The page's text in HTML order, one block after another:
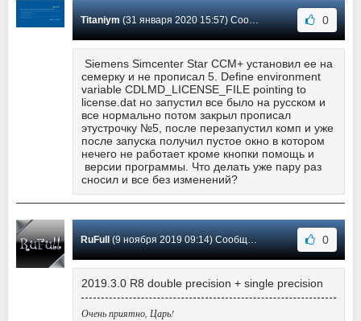
Titaniym(31 января 2020 15:57) Сообщение #6 0
Siemens Simcenter Star CCM+ установил ее на
семерку и не прописал 5. Define environment
variable CDLMD_LICENSE_FILE pointing to
license.dat но запустил все было на русском и
все нормально потом закрыл прописал
этустрочку №5, после перезапустил комп и уже
после запуска получил пустое окно в котором
нечего не работает кроме кнопки помощь и
версии программы. Что делать уже пару раз
сносил и все без изменений?
RuFull (9 ноября 2019 09:14) Сообщение #5 0
2019.3.0 R8 double precision + single precision
Очень приятно, Царь!